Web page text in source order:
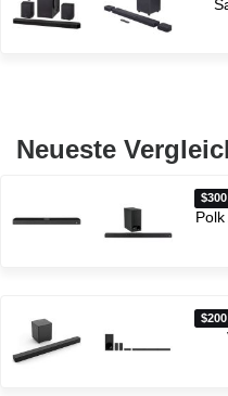
Neueste
$300
$200